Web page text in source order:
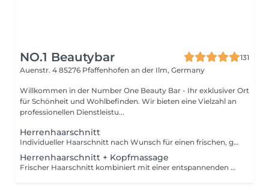
NO.1 Beautybar
131
Auenstr. 4 85276 Pfaffenhofen an der Ilm, Germany
Willkommen in der Number One Beauty Bar - Ihr exklusiver Ort
für Schönheit und Wohlbefinden. Wir bieten eine Vielzahl an
professionellen Dienstleistu...
Herrenhaarschnitt
Individueller Haarschnitt nach Wunsch für einen frischen, gepflegten Look. Inklusive Beratung und Styling.
Herrenhaarschnitt + Kopfmassage
Frischer Haarschnitt kombiniert mit einer entspannenden Kopfmassage für einen gepflegten Look und pure Entspannung.